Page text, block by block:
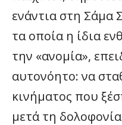
ενάντια στη Σάμα
τα οποία η ίδια
την «ανομία»,
αυτονόητο: να
κινήματος που
μετά τη